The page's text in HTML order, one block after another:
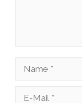
Name